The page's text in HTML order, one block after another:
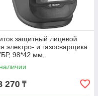
защитный лицевой
электро- и газосварщика
98*42 мм,
(11079)
270 ₸